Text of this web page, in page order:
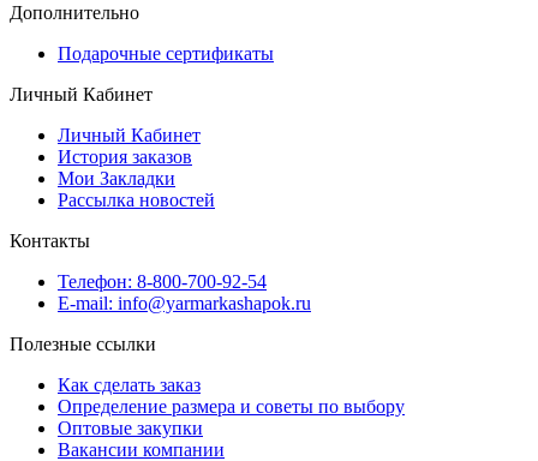
Дополнительно
Подарочные сертификаты
Личный Кабинет
Личный Кабинет
История заказов
Мои Закладки
Рассылка новостей
Контакты
Телефон: 8-800-700-92-54
E-mail: info@yarmarkashapok.ru
Полезные ссылки
Как сделать заказ
Определение размера и советы по выбору
Оптовые закупки
Вакансии компании